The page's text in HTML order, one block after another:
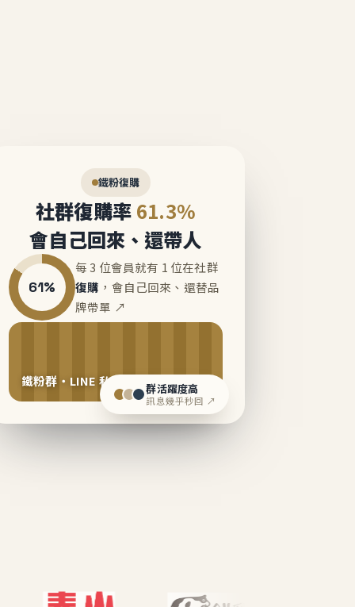
鐵粉復購
社群復購率 61.3%
會自己回來、還帶人
61%
每 3 位會員就有 1 位在社群
復購 ，會自己回來、還替品
牌帶單 ↗
鐵粉群・LINE 私域運營中群活躍度高
訊息幾乎秒回 ↗